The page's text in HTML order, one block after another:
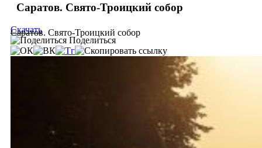
Саратов. Свято-Троицкий собор
Саратов. Свято-Троицкий собор
Скачать
Поделиться